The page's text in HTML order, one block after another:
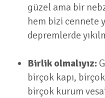
güzel ama bir
hem bizi cennete
depremlerde
Birlik olmalıyız:
birçok kapı,
birçok kurum